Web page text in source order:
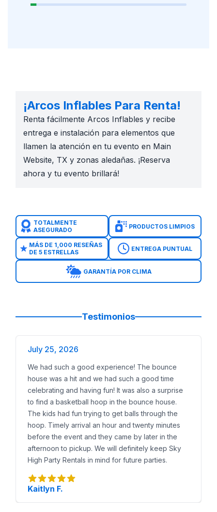
¡Arcos Inflables Para Renta!
Renta fácilmente Arcos Inflables y recibe
entrega e instalación para elementos que
llamen la atención en tu evento en Main
Website, TX y zonas aledañas. ¡Reserva
ahora y tu evento brillará!
TOTALMENTE
ASEGURADO
PRODUCTOS LIMPIOS
MÁS DE 1,000 RESEÑAS
DE 5 ESTRELLAS
ENTREGA PUNTUAL
GARANTÍA POR CLIMA
Testimonios
July 25, 2026
We had such a good experience! The bounce
house was a hit and we had such a good time
celebrating and having fun! It was also a surprise
to find a basketball hoop in the bounce house.
The kids had fun trying to get balls through the
hoop. Timely arrival an hour and twenty minutes
before the event and they came by later in the
afternoon to pickup. We will definitely keep Sky
High Party Rentals in mind for future parties.
Kaitlyn F.